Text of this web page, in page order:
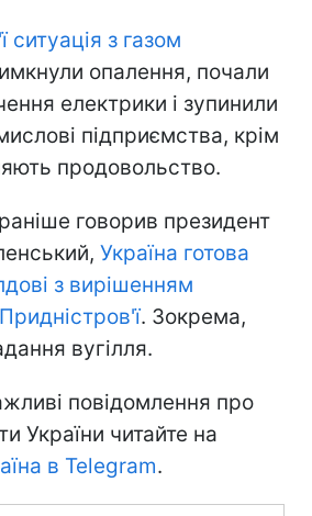
ситуація з газом
опалення, почали
електрики і зупинили
підприємства, крім
продовольство.
говорив президент
Україна готова
з вирішенням
. Зокрема,
вугілля.
повідомлення про
України читайте на
в Telegram.